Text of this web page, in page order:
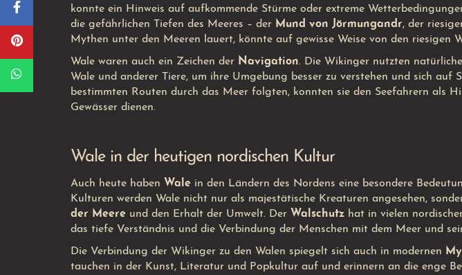
konnte ein Hinweis auf aufkommende Stürme oder extreme
die gefährlichen Tiefen des Meeres – der Mund von Jörmungandr, der
Mythen unter den Meeren lauert, könnte auf gewisse Weise von den riesigen
Wale waren auch ein Zeichen der Navigation. Die Wikinger nutzten
Wale und anderer Tiere, um ihre Umgebung besser zu verstehen und sich auf
bestimmten Routen durch das Meer folgten, konnten sie den Seefahrern als
Gewässer dienen.
Wale in der heutigen nordischen Kultur
Auch heute haben Wale in den Ländern des Nordens eine besondere
Kulturen werden Wale nicht nur als majestätische Kreaturen angesehen,
der Meere und den Erhalt der Umwelt. Der Walschutz hat in vielen
das tiefe Verständnis und die Verbindung der Menschen mit dem Meer und
Die Verbindung der Wikinger zu den Walen spiegelt sich auch in modernen
tauchen in der Kunst, Literatur und Popkultur auf und erinnern an die enge